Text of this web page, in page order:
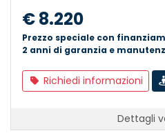
€ 8.220
Prezzo speciale con
2 anni di garanzia e
Richiedi informazioni
Dettagli